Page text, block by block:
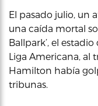
El pasado julio, un
una caída mortal
Ballpark’, el
Liga Americana, al
Hamilton había
tribunas.